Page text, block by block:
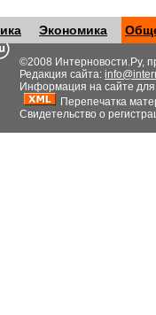
Экономика
©2008 Интерновости.Ру,
Редакция сайта:
Информация на сайте
Перепечатка
Свидетельство о